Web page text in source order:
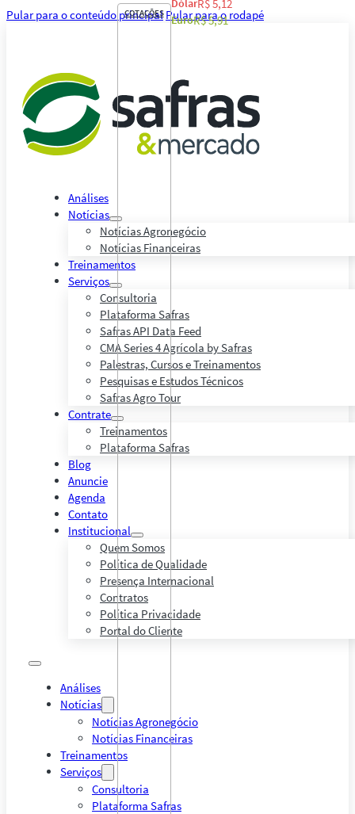
Pular para o conteúdo principal Pular para o rodapé
Análises
Notícias
Notícias Agronegócio
Notícias Financeiras
Treinamentos
Serviços
Consultoria
Plataforma Safras
Safras API Data Feed
CMA Series 4 Agrícola by Safras
Palestras, Cursos e Treinamentos
Pesquisas e Estudos Técnicos
Safras Agro Tour
Contrate
Treinamentos
Plataforma Safras
Blog
Anuncie
Agenda
Contato
Institucional
Quem Somos
Política de Qualidade
Presença Internacional
Contratos
Política Privacidade
Portal do Cliente
Análises
Notícias
Notícias Agronegócio
Notícias Financeiras
Treinamentos
Serviços
Consultoria
Plataforma Safras
COTAÇÕES
DólarR$ 5,12
EuroR$ 5,91